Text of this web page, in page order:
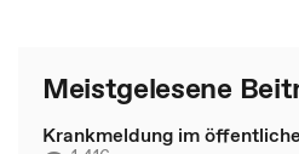
Meistgelesene
Krankmeldung im